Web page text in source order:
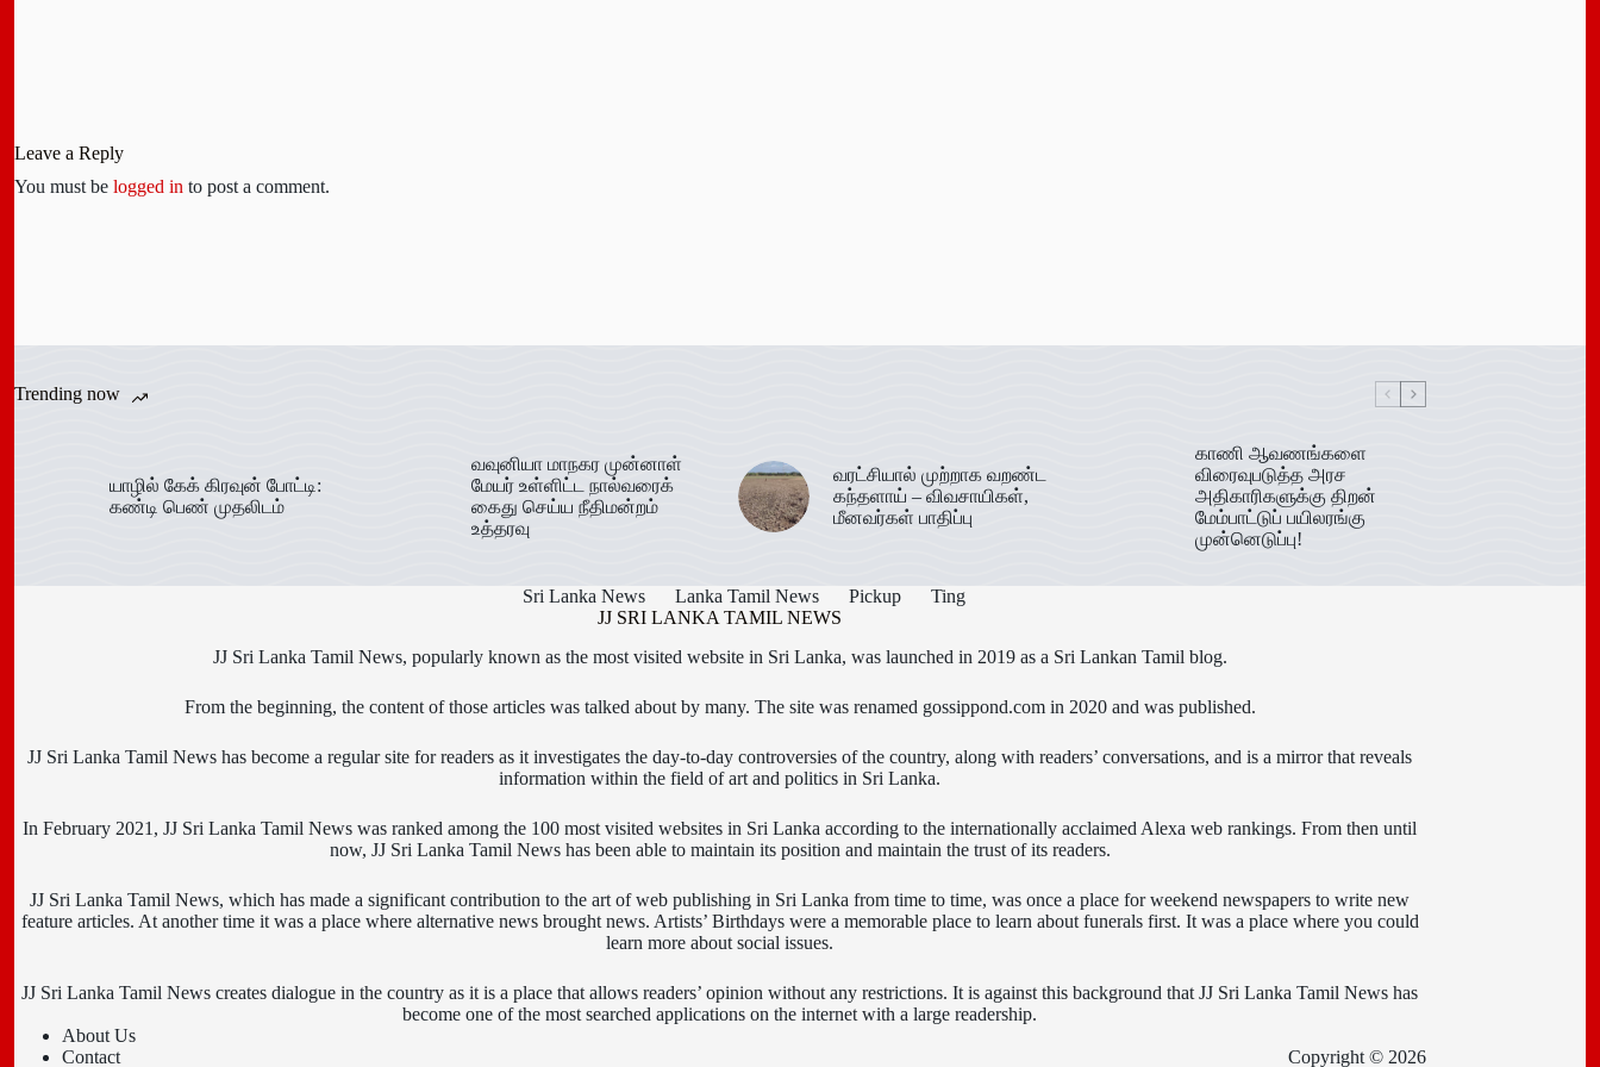
Leave a Reply
You must be logged in to post a comment.
Trending now
யாழில் கேக் கிரவுன் போட்டி:
கண்டி பெண் முதலிடம்
வவுனியா மாநகர முன்னாள்
மேயர் உள்ளிட்ட நால்வரைக்
கைது செய்ய நீதிமன்றம்
உத்தரவு
வரட்சியால் முற்றாக வறண்ட
கந்தளாய் – விவசாயிகள்,
மீனவர்கள் பாதிப்பு
காணி ஆவணங்களை
விரைவுபடுத்த அரச
அதிகாரிகளுக்கு திறன்
மேம்பாட்டுப் பயிலரங்கு
முன்னெடுப்பு!
Sri Lanka News Lanka Tamil News Pickup
Ting
JJ SRI LANKA TAMIL NEWS
JJ Sri Lanka Tamil News, popularly known as the most visited website in Sri Lanka, was launched in 2019 as a Sri Lankan Tamil blog.
From the beginning, the content of those articles was talked about by many. The site was renamed gossippond.com in 2020 and was published.
JJ Sri Lanka Tamil News has become a regular site for readers as it investigates the day-to-day controversies of the country, along with readers’ conversations, and is a mirror that reveals
information within the field of art and politics in Sri Lanka.
In February 2021, JJ Sri Lanka Tamil News was ranked among the 100 most visited websites in Sri Lanka according to the internationally acclaimed Alexa web rankings. From then until
now, JJ Sri Lanka Tamil News has been able to maintain its position and maintain the trust of its readers.
JJ Sri Lanka Tamil News, which has made a significant contribution to the art of web publishing in Sri Lanka from time to time, was once a place for weekend newspapers to write new
feature articles. At another time it was a place where alternative news brought news. Artists’ Birthdays were a memorable place to learn about funerals first. It was a place where you could
learn more about social issues.
JJ Sri Lanka Tamil News creates dialogue in the country as it is a place that allows readers’ opinion without any restrictions. It is against this background that JJ Sri Lanka Tamil News has
become one of the most searched applications on the internet with a large readership.
About Us
Contact
Copyright © 2026